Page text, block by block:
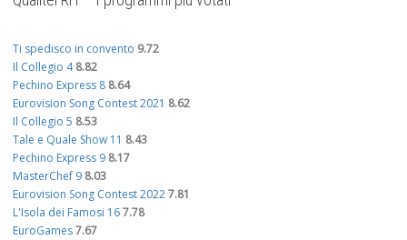
Ti spedisco in convento 9.72
Il Collegio 4 8.82
Pechino Express 8 8.64
Eurovision Song Contest 2021 8.62
Il Collegio 5 8.53
Tale e Quale Show 11 8.43
Pechino Express 9 8.17
MasterChef 9 8.03
Eurovision Song Contest 20227.81
L'Isola dei Famosi 167.78
EuroGames7.67